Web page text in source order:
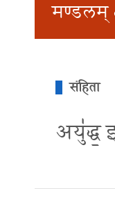
मण्डलम्
संहिता
अयु॑द्ध॒